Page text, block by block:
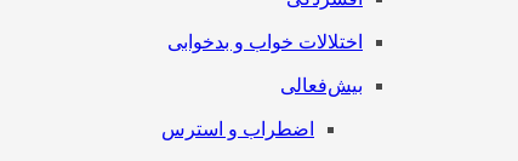
اختلالات خواب و بدخوابی
بیش‌فعالی
اضطراب و استرس